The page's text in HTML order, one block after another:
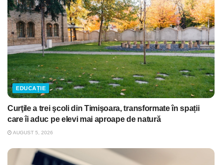
EDUCAȚIE
Curţile a trei şcoli din Timişoara, transformate în spații
care îi aduc pe elevi mai aproape de natură
AUGUST 5, 2026